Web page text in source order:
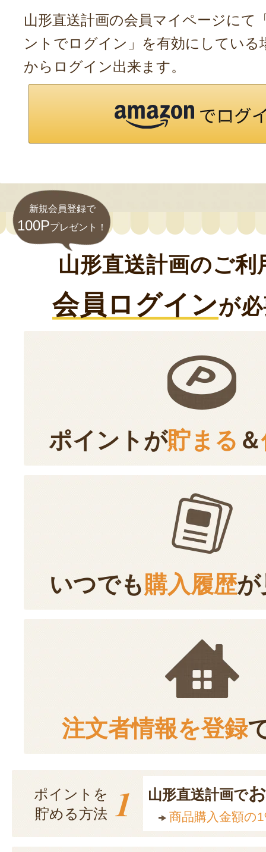
山形直送計画の会員マイページにて
ントでログイン」を有効にしている
からログイン出来ます。
新規会員登録で
100Pプレゼント！
山形直送計画のご利
会員ログインが
ポイントが貯まる ＆
いつでも購入履歴が
注文者情報を登録
ポイントを
貯める方法 1 山形直送計画で
商品購入金額の